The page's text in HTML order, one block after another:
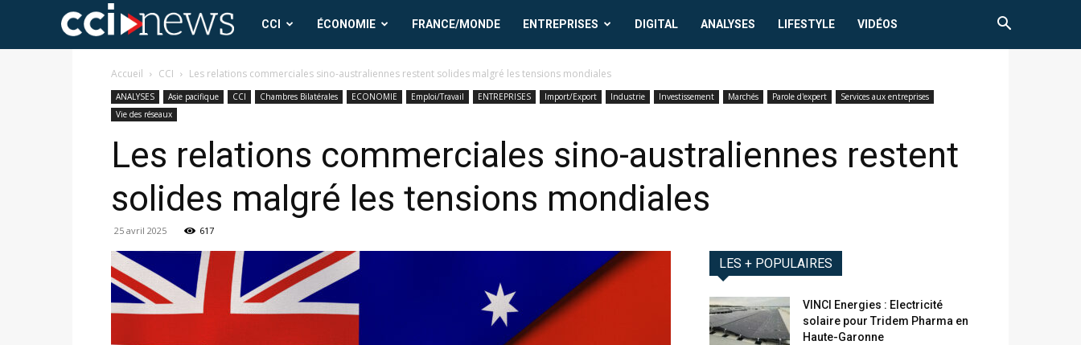
CCI
News
CCI ÉCONOMIE FRANCE/MONDE ENTREPRISES DIGITAL ANALYSES LIFESTYLE VIDÉOS
Accueil CCI Les relations commerciales sino-australiennes restent solides malgré les tensions mondiales
ANALYSES Asie pacifique CCI Chambres Bilatérales ECONOMIE Emploi/Travail ENTREPRISES Import/Export Industrie Investissement Marchés Parole d'expert
Services aux entreprises
Vie des réseaux
Les relations commerciales sino-australiennes restent
solides malgré les tensions mondiales
25 avril 2025 617
LES + POPULAIRES
VINCI Energies : Electricité
solaire pour Tridem Pharma en
Haute-Garonne